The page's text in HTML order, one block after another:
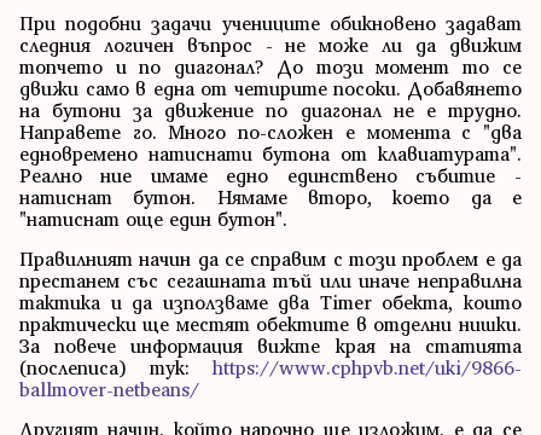
При подобни задачи учениците обикновено задават
следния логичен въпрос - не може ли да движим
топчето и по диагонал? До този момент то се
движи само в една от четирите посоки. Добавянето
на бутони за движение по диагонал не е трудно.
Направете го. Много по-сложен е момента с "два
едновремено натиснати бутона от клавиатурата".
Реално ние имаме едно единствено събитие -
натиснат бутон. Нямаме второ, което да е
"натиснат още един бутон".
Правилният начин да се справим с този проблем е да
престанем със сегашната тъй или иначе неправилна
тактика и да използваме два Timer обекта, които
практически ще местят обектите в отделни нишки.
За повече информация вижте края на статията
(послеписа) тук: https://www.cphpvb.net/uki/9866-
ballmover-netbeans/
Другият начин, който нарочно ще изложим, е да се